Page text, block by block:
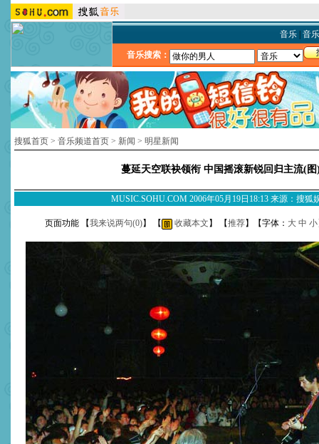
音乐| 音
音乐搜索：
搜狐首页 > 音乐频道首页 > 新闻 > 明星新闻
蔓延天空联袂领衔 中国摇滚新锐回归主流(图
MUSIC.SOHU.COM 2006年05月19日18:13 来源：搜狐
页面功能 【我来说两句(0)】 【 收藏本文 】 【推荐】【字体： 大 中 小